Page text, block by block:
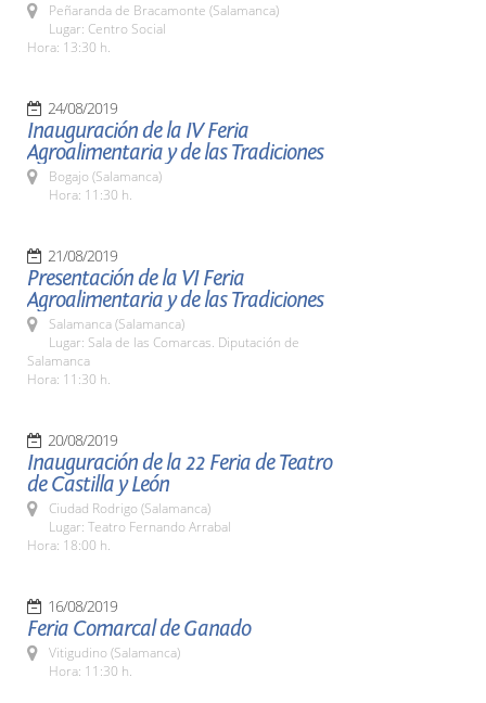
Peñaranda de Bracamonte (Salamanca)
Lugar: Centro Social
Hora: 13:30 h.
24/08/2019
Inauguración de la IV Feria
Agroalimentaria y de las Tradiciones
Bogajo (Salamanca)
Hora: 11:30 h.
21/08/2019
Presentación de la VI Feria
Agroalimentaria y de las Tradiciones
Salamanca (Salamanca)
Lugar: Sala de las Comarcas. Diputación de
Salamanca
Hora: 11:30 h.
20/08/2019
Inauguración de la 22 Feria de Teatro
de Castilla y León
Ciudad Rodrigo (Salamanca)
Lugar: Teatro Fernando Arrabal
Hora: 18:00 h.
16/08/2019
Feria Comarcal de Ganado
Vitigudino (Salamanca)
Hora: 11:30 h.